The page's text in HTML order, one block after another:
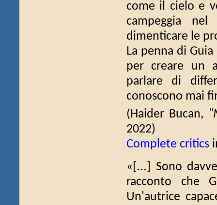
come il cielo e
campeggia
dimenticare le
La penna di
per creare un
parlare di
conoscono mai
(Haider Bucan,
2022)
Complete critics
«[...] Sono
racconto che
Un'autrice